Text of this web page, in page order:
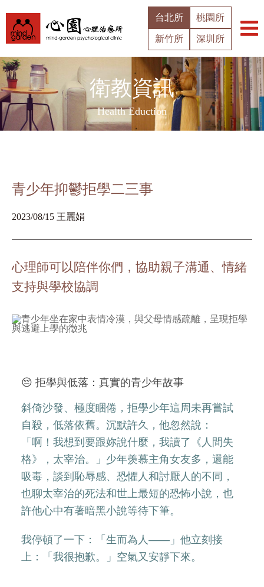
台北所 桃園所
新竹所 深圳所
衛教資訊
Health Eduction
青少年抑鬱拒學二三事
2023/08/15 王麗娟
心理師可以陪伴你們，協助親子溝通、情緒
支持與學校協調
😔 拒學與低落：真實的青少年故事
斜倚沙發、極度睏倦，拒學少年這周未再嘗試
自殺，低落依舊。沉默許久，他忽然說：
「啊！我想到要跟妳說什麼，我讀了《人間失
格》，太宰治。」少年羡慕主角女友多，還能
吸毒，談到恥辱感、恐懼人和討厭人的不同，
也聊太宰治的死法和世上最短的恐怖小說，也
許他心中有著暗黑小說等待下筆。
我停頓了一下：「生而為人——」他立刻接
上：「我很抱歉。」空氣又安靜下來。